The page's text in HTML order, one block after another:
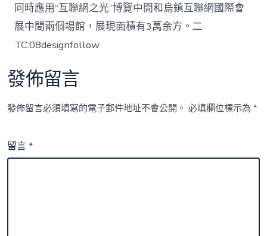
同時應用“互聯網之光”博覽中間和烏鎮互聯網國際會
展中間兩個場館，展現面積有3萬余方。二
TC:08designfollow
發佈留言
發佈留言必須填寫的電子郵件地址不會公開。 必填欄位標示為*
留言*